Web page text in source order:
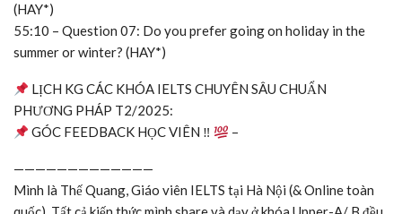
(HAY*)
55:10 – Question 07: Do you prefer going on holiday in the
summer or winter? (HAY*)
LỊCH KG CÁC KHÓA IELTS CHUYÊN SÂU CHUẨN
PHƯƠNG PHÁP T2/2025:
GÓC FEEDBACK HỌC VIÊN ‼
–
—————————————
Mình là Thế Quang, Giáo viên IELTS tại Hà Nội (& Online toàn